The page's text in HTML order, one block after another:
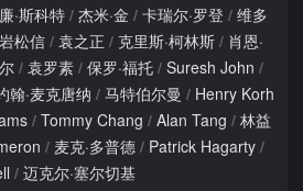
·斯科特 / 杰米·金 / 卡瑞尔·罗登 / 维多
岩松信 / 袁之正 / 克里斯·柯林斯 / 肖恩·
/ 袁罗素 / 保罗·福托 / Suresh John /
翰·麦克唐纳 / 马特伯尔曼 / Henry Korh
/ Tommy Chang / Alan Tang / 林益
/ 麦克·多普德 / Patrick Hagarty /
/ 迈克尔·塞尔切基